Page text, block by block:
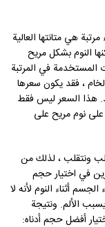
هي متانتها العالية
النوم بشكل مريح
المستخدمة في المرتبة
، فقد يكون سعرها
هذا السعر ليس فقط
نوم مريح على
ونتقلب ، لذلك من
في اختيار حجم
أثناء النوم لأنه لا
الألم. ونتيجة
أفضل حجم أدناه: